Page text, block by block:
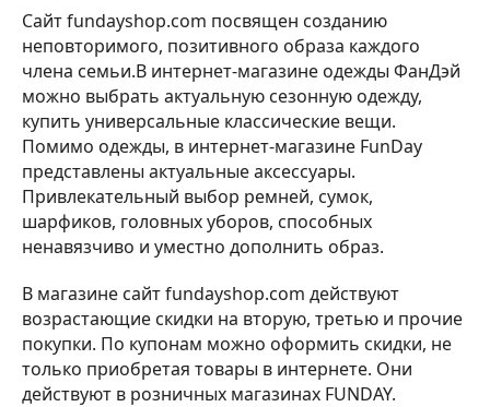
Сайт fundayshop.com посвящен созданию
неповторимого, позитивного образа каждого
члена семьи.В интернет-магазине одежды ФанДэй
можно выбрать актуальную сезонную одежду,
купить универсальные классические вещи.
Помимо одежды, в интернет-магазине FunDay
представлены актуальные аксессуары.
Привлекательный выбор ремней, сумок,
шарфиков, головных уборов, способных
ненавязчиво и уместно дополнить образ.
В магазине сайт fundayshop.com действуют
возрастающие скидки на вторую, третью и прочие
покупки. По купонам можно оформить скидки, не
только приобретая товары в интернете. Они
действуют в розничных магазинах FUNDAY.